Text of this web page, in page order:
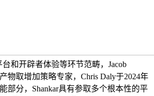
台和开辟者体验等环节范畴，Jacob
物取增加策略专家，Chris Daly于2024年
部分，Shankar具有参取多个根本性的平